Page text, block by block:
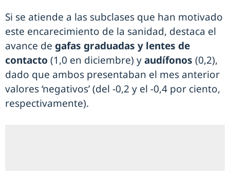
Si se atiende a las subclases que han motivado
este encarecimiento de la sanidad, destaca el
avance de gafas graduadas y lentes de
contacto (1,0 en diciembre) yaudífonos (0,2),
dado que ambos presentaban el mes anterior
valores ‘negativos’ (del -0,2 y el -0,4 por ciento,
respectivamente).